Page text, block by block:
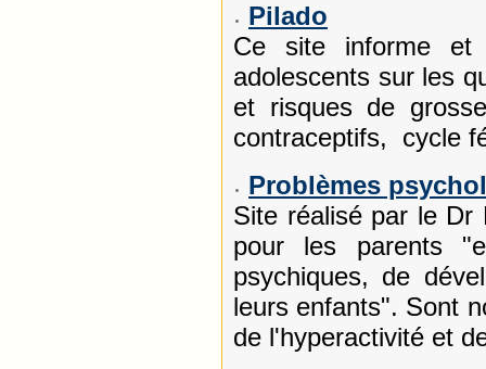
Pilado
Ce site informe et
adolescents sur les
et risques de
contraceptifs, cycle
Problèmes
Site réalisé par le Dr
pour les parents
psychiques, de
leurs enfants". Sont
de l'hyperactivité et